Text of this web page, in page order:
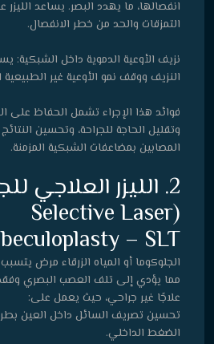
انفصالها، ما يهدد البصر. يساعد
التمزقات والحد من خطر الانفصال.
نزيف الأوعية الدموية داخل الشبكية:
النزيف ووقف نمو الأوعية غير
فوائد هذا الإجراء تشمل الحفاظ على
وتقليل الحاجة للجراحة، وتحسين
المصابين بمضاعفات الشبكية المزمنة.
2. الليزر العلاجي
(Selective Laser
– SLT)
الجلوكوما أو المياه الزرقاء مرض
مما يؤدي إلى تلف العصب البصري
علاجًا غير جراحي، حيث يعمل على:
تحسين تصريف السائل داخل العين
الضغط الداخلي.